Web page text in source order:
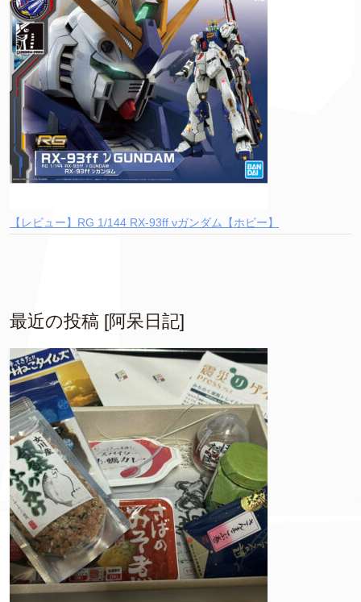
【レビュー】RG 1/144 RX-93ff νガンダム【ホビー】
最近の投稿 [阿呆日記]